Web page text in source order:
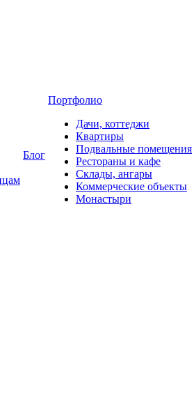
Блог
Портфолио
Дачи, коттеджи
Квартиры
Подвальные помещения
Рестораны и кафе
Склады, ангары
Коммерческие объекты
Монастыри